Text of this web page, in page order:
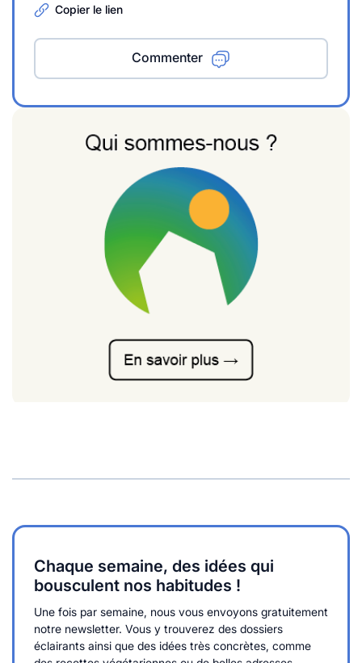
Copier le lien
Commenter
Chaque semaine, des idées qui
bousculent nos habitudes !
Une fois par semaine, nous vous envoyons gratuitement
notre newsletter. Vous y trouverez des dossiers
éclairants ainsi que des idées très concrètes, comme